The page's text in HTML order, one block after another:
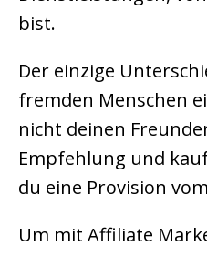
bist.
Der einzige
fremden Menschen
nicht deinen
Empfehlung und
du eine Provision
Um mit Affiliate